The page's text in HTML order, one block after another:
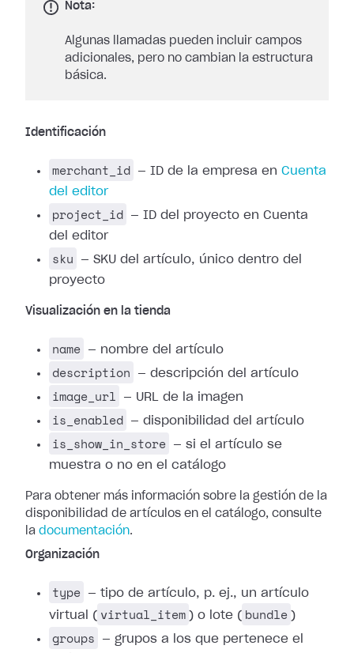
Nota:
Algunas llamadas pueden incluir campos
adicionales, pero no cambian la estructura
básica.
Identificación
merchant_id — ID de la empresa en Cuenta
del editor
project_id
— ID del proyecto en Cuenta
del editor
sku
— SKU del artículo, único dentro del
proyecto
Visualización en la tienda
name — nombre del artículo
description — descripción del artículo
image_url — URL de la imagen
is_enabled — disponibilidad del artículo
is_show_in_store
— si el artículo se
muestra o no en el catálogo
Para obtener más información sobre la gestión de la
disponibilidad de artículos en el catálogo, consulte
la documentación.
Organización
type
— tipo de artículo, p. ej., un artículo
virtual ( virtual_item ) o lote ( bundle )
groups
— grupos a los que pertenece el